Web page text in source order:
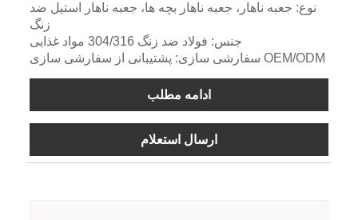
نوع: جعبه ناهار، جعبه ناهار بچه ها، جعبه ناهار استیل ضد
زنگ
جنس: فولاد ضد زنگ 304/316 مواد غذایی
سفارشی سازی: پشتیبانی از سفارشی سازی OEM/ODM
ادامه مطلب
ارسال استعلام